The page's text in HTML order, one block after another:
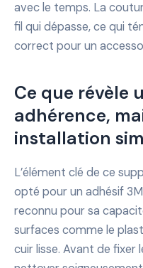
avec le temps. La
fil qui dépasse, ce qui
correct pour un
Ce que révèle
adhérence,
installation
L’élément clé de ce
opté pour un adhésif
reconnu pour sa
surfaces comme le
cuir lisse. Avant de